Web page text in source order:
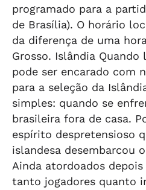
programado para a
de Brasília). O horário
da diferença de uma
Grosso. Islândia Quando
pode ser encarado com
para a seleção da
simples: quando se
brasileira fora de casa.
espírito despretensioso
islandesa desembarcou
Ainda atordoados
tanto jogadores quanto